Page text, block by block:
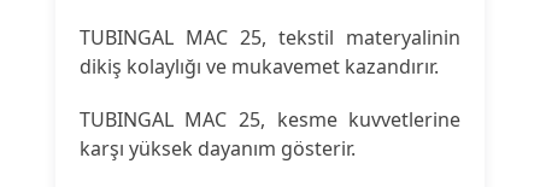
TUBINGAL MAC 25, tekstil materyalinin
dikiş kolaylığı ve mukavemet kazandırır.
TUBINGAL MAC 25, kesme kuvvetlerine
karşı yüksek dayanım gösterir.